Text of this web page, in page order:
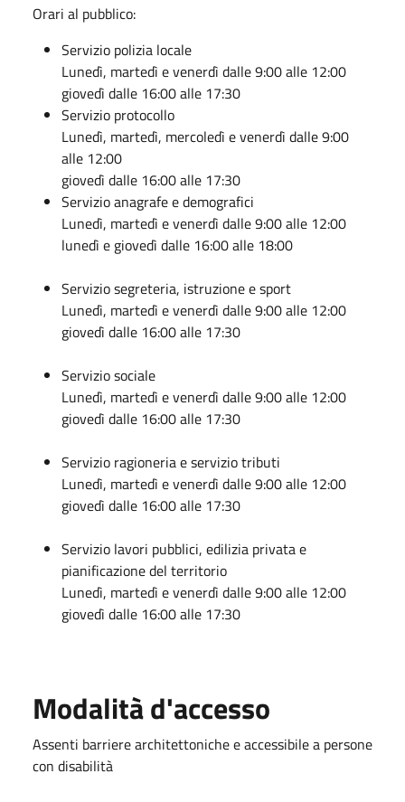
Orari al pubblico:
Servizio polizia locale
Lunedì, martedì e venerdì dalle 9:00 alle 12:00
giovedì dalle 16:00 alle 17:30
Servizio protocollo
Lunedì, martedì, mercoledì e venerdì dalle 9:00
alle 12:00
giovedì dalle 16:00 alle 17:30
Servizio anagrafe e demografici
Lunedì, martedì e venerdì dalle 9:00 alle 12:00
lunedì e giovedì dalle 16:00 alle 18:00
Servizio segreteria, istruzione e sport
Lunedì, martedì e venerdì dalle 9:00 alle 12:00
giovedì dalle 16:00 alle 17:30
Servizio sociale
Lunedì, martedì e venerdì dalle 9:00 alle 12:00
giovedì dalle 16:00 alle 17:30
Servizio ragioneria e servizio tributi
Lunedì, martedì e venerdì dalle 9:00 alle 12:00
giovedì dalle 16:00 alle 17:30
Servizio lavori pubblici, edilizia privata e
pianificazione del territorio
Lunedì, martedì e venerdì dalle 9:00 alle 12:00
giovedì dalle 16:00 alle 17:30
Modalità d'accesso
Assenti barriere architettoniche e accessibile a persone
con disabilità